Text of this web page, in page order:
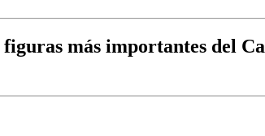
más importantes del